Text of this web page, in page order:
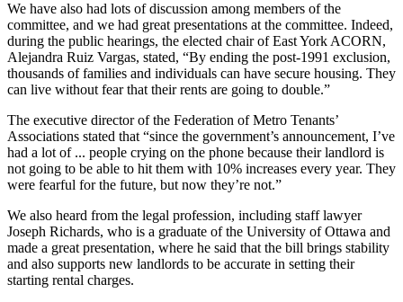
We have also had lots of discussion among members of the
committee, and we had great presentations at the committee. Indeed,
during the public hearings, the elected chair of East York ACORN,
Alejandra Ruiz Vargas, stated, “By ending the post-1991 exclusion,
thousands of families and individuals can have secure housing. They
can live without fear that their rents are going to double.”
The executive director of the Federation of Metro Tenants’
Associations stated that “since the government’s announcement, I’ve
had a lot of ... people crying on the phone because their landlord is
not going to be able to hit them with 10% increases every year. They
were fearful for the future, but now they’re not.”
We also heard from the legal profession, including staff lawyer
Joseph Richards, who is a graduate of the University of Ottawa and
made a great presentation, where he said that the bill brings stability
and also supports new landlords to be accurate in setting their
starting rental charges.